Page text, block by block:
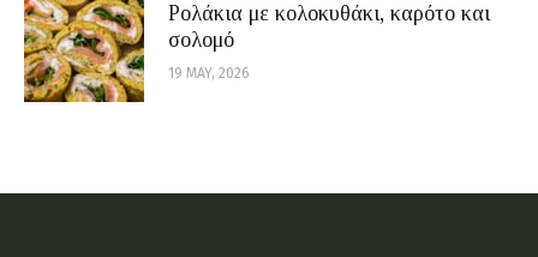
Ρολάκια με κολοκυθάκι, καρότο και
σολομό
19 MAY, 2026